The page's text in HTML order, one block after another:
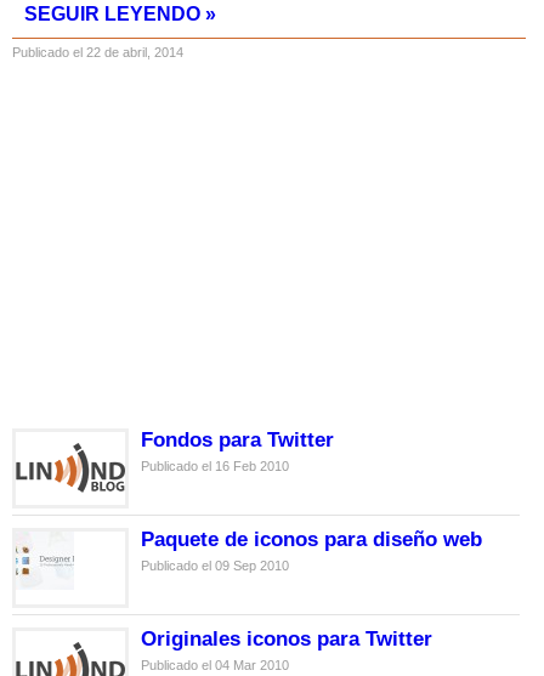
SEGUIR LEYENDO »
Publicado el 22 de abril, 2014
Fondos para Twitter
Publicado el 16 Feb 2010
Paquete de iconos para diseño web
Publicado el 09 Sep 2010
Originales iconos para Twitter
Publicado el 04 Mar 2010